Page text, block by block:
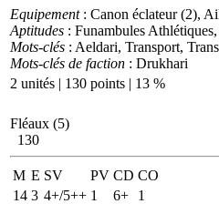
Equipement: Canon éclateur (2),
Aptitudes : Funambules
Mots-clés : Aeldari, Transport,
Mots-clés de faction : Drukhari
2 unités | 130 points | 13 %
Fléaux (5)
130
M E SV PV CD CO
14 3 4+/5++ 1 6+
1